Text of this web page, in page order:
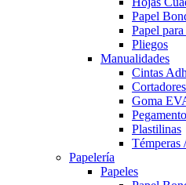
Papel
Papel
Pliegos
Manualidades
Cintas
Goma
Pegamento
Plastilinas
Témperas
Papelería
Papeles